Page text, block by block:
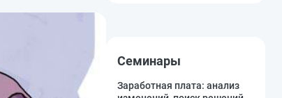
Семинары
Заработная плата: анализ